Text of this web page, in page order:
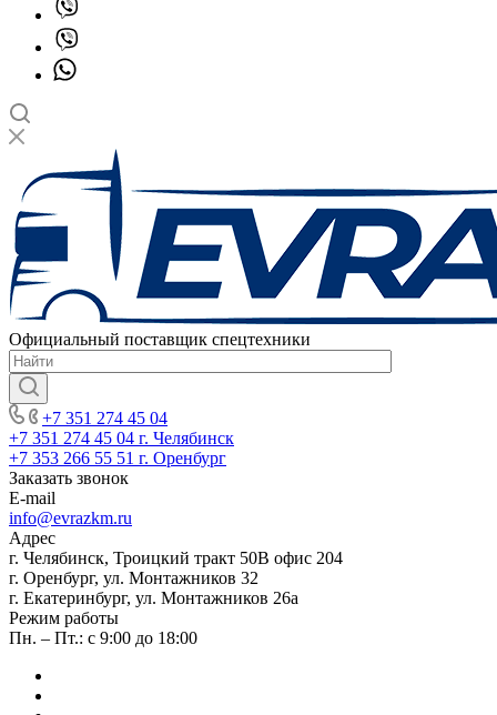
Официальный поставщик спецтехники
+7 351 274 45 04
+7 351 274 45 04 г. Челябинск
+7 353 266 55 51 г. Оренбург
Заказать звонок
E-mail
info@evrazkm.ru
Адрес
г. Челябинск, Троицкий тракт 50В офис 204
г. Оренбург, ул. Монтажников 32
г. Екатеринбург, ул. Монтажников 26а
Режим работы
Пн. – Пт.: с 9:00 до 18:00